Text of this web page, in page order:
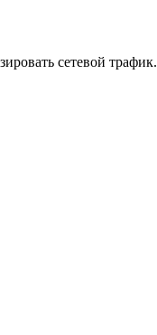
сетевой трафик.